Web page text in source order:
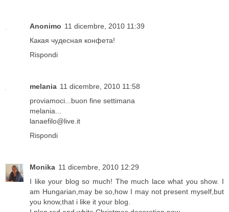
Anonimo 11 dicembre, 2010 11:39
Какая чудесная конфета!
Rispondi
melania 11 dicembre, 2010 11:58
proviamoci...buon fine settimana
melania...
lanaefilo@live.it
Rispondi
Monika 11 dicembre, 2010 12:29
I like your blog so much! The much lace what you show. I
am Hungarian,may be so,how I may not present myself,but
you know,that i like it your blog.